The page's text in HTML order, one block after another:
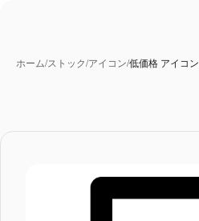
ホーム/ストック/アイコン/低価格 アイコン